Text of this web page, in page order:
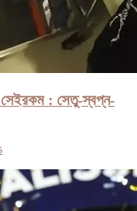
সেইরকম : সেতু-স্বপ্ন-